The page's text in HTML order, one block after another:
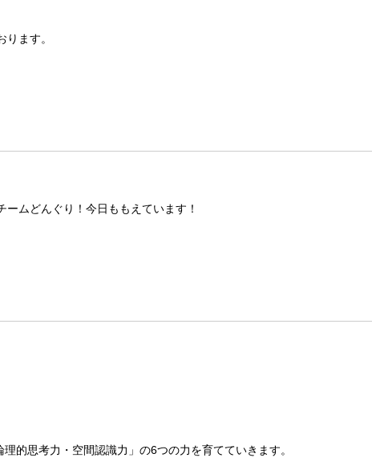
ます。
ムどんぐり！今日ももえています！
的思考力・空間認識力」の6つの力を育てていきます。